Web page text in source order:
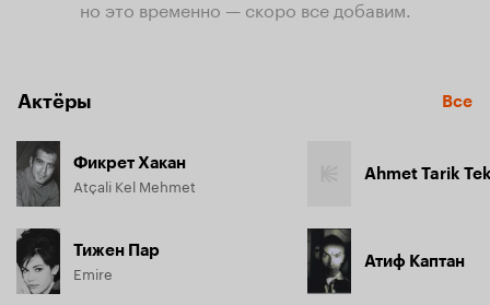
но это временно — скоро все добавим.
Актёры Все
Фикрет Хакан
Atçali Kel Mehmet
Тижен Пар
Emire
Ahmet Tarik
Атиф Каптан